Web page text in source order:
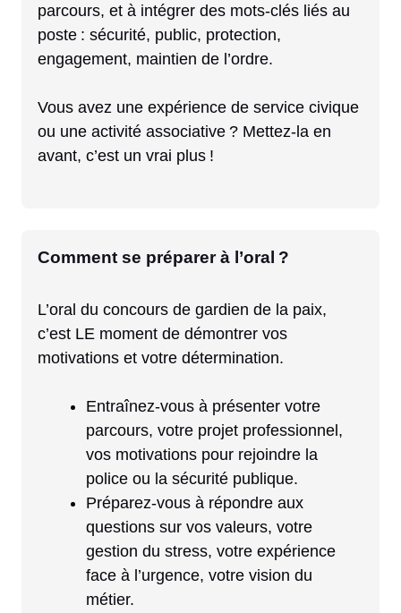
parcours, et à intégrer des mots-clés liés au
poste : sécurité, public, protection,
engagement, maintien de l’ordre.
Vous avez une expérience de service civique
ou une activité associative ? Mettez-la en
avant, c’est un vrai plus !
Comment se préparer à l’oral ?
L’oral du concours de gardien de la paix,
c’est LE moment de démontrer vos
motivations et votre détermination.
Entraînez-vous à présenter votre
parcours, votre projet professionnel,
vos motivations pour rejoindre la
police ou la sécurité publique.
Préparez-vous à répondre aux
questions sur vos valeurs, votre
gestion du stress, votre expérience
face à l’urgence, votre vision du
métier.